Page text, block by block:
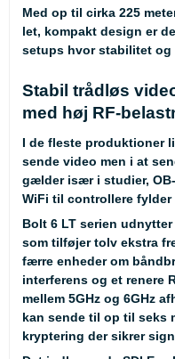
Med op til cirka 225
let, kompakt design er
setups hvor stabilitet og
Stabil trådløs
med høj RF-
I de fleste produktioner
sende video men i at
gælder især i studier,
WiFi til controllere fylder
Bolt 6 LT serien udnytter
som tilføjer tolv ekstra
færre enheder om
interferens og et renere
mellem 5GHz og 6GHz
kan sende til op til seks
kryptering der sikrer